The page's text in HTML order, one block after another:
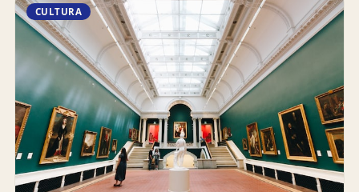
CULTURA